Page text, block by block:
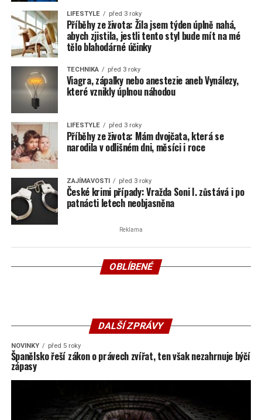
LIFESTYLE před 3 roky
Příběhy ze života: Žila jsem týden úplně nahá,
abych zjistila, jestli tento styl bude mít na mé
tělo blahodárné účinky
TECHNIKA před 3 roky
Viagra, zápalky nebo anestezie aneb Vynálezy,
které vznikly úplnou náhodou
LIFESTYLE před 3 roky
Příběhy ze života: Mám dvojčata, která se
narodila v odlišném dni, měsíci i roce
ZAJÍMAVOSTI před 3 roky
České krimi případy: Vražda Soni I. zůstává i po
patnácti letech neobjasněna
Reklama
OBLÍBENÉ
DALŠÍ ZPRÁVY
NOVINKY před 5 roky
Španělsko řeší zákon o právech zvířat, ten však nezahrnuje býčí
zápasy